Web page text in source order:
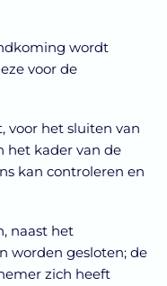
wordt
voor de
voor het sluiten van
het kader van de
kan controleren en
naast het
worden gesloten; de
zich heeft